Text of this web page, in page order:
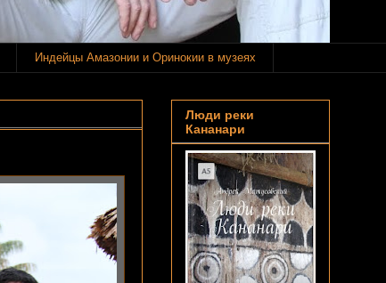
Индейцы Амазонии и Оринокии в музеях
Люди реки
Кананари